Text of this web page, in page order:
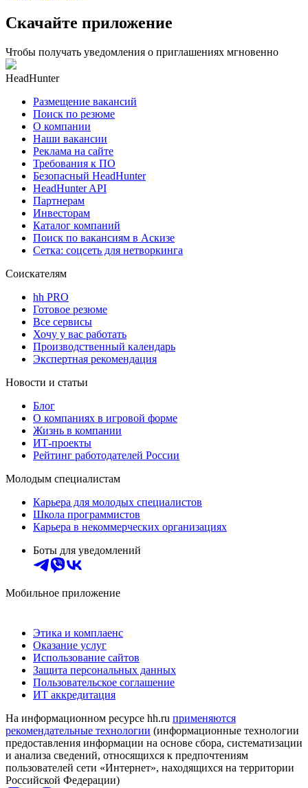
Скачайте приложение
Чтобы получать уведомления о приглашениях мгновенно
HeadHunter
Размещение вакансий
Поиск по резюме
О компании
Наши вакансии
Реклама на сайте
Требования к ПО
Безопасный HeadHunter
HeadHunter API
Партнерам
Инвесторам
Каталог компаний
Поиск по вакансиям в Аскизе
Сетка: соцсеть для нетворкинга
Соискателям
hh PRO
Готовое резюме
Все сервисы
Хочу у вас работать
Производственный календарь
Экспертная рекомендация
Новости и статьи
Блог
О компаниях в игровой форме
Жизнь в компании
ИТ-проекты
Рейтинг работодателей России
Молодым специалистам
Карьера для молодых специалистов
Школа программистов
Карьера в некоммерческих организациях
Боты для уведомлений
Мобильное приложение
Этика и комплаенс
Оказание услуг
Использование сайтов
Защита персональных данных
Пользовательское соглашение
ИТ аккредитация
На информационном ресурсе hh.ru применяются
рекомендательные технологии (информационные технологии
предоставления информации на основе сбора, систематизации
и анализа сведений, относящихся к предпочтениям
пользователей сети «Интернет», находящихся на территории
Российской Федерации)